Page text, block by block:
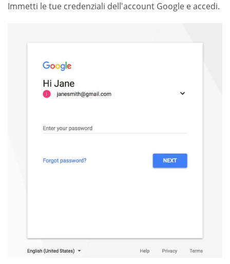
Immetti le tue credenziali dell'account Google e accedi.